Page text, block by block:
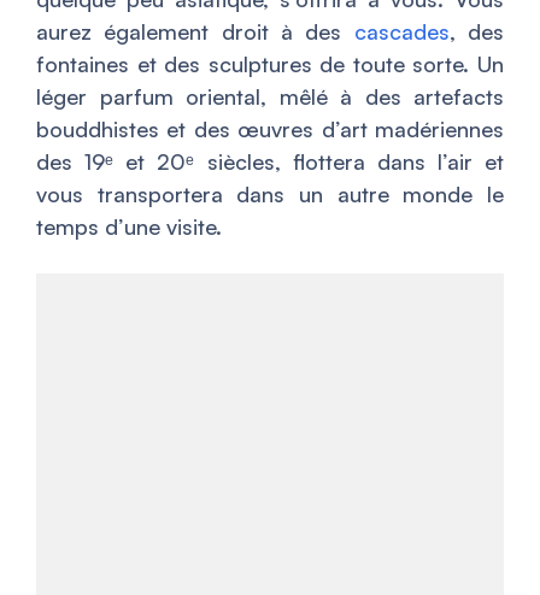
aurez également droit à des cascades, des
fontaines et des sculptures de toute sorte. Un
léger parfum oriental, mêlé à des artefacts
bouddhistes et des œuvres d’art madériennes
des 19ᵉ et 20ᵉ siècles, flottera dans l’air et
vous transportera dans un autre monde le
temps d’une visite.